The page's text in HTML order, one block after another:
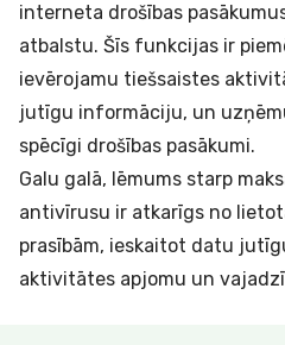
interneta drošības
atbalstu. Šīs funkcijas ir
ievērojamu tiešsaistes
jutīgu informāciju, un
spēcīgi drošības pasākumi.
Galu galā, lēmums starp
antivīrusu ir atkarīgs no
prasībām, ieskaitot datu
aktivitātes apjomu un